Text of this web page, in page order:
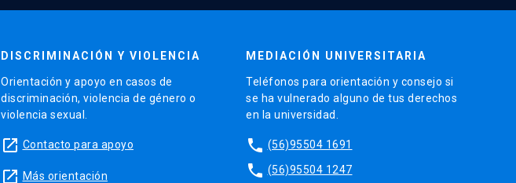
DISCRIMINACIÓN Y VIOLENCIA
Orientación y apoyo en casos de
discriminación, violencia de género o
violencia sexual.
launch Contacto para apoyo
launch Más orientación
MEDIACIÓN UNIVERSITARIA
Teléfonos para orientación y consejo si
se ha vulnerado alguno de tus derechos
en la universidad.
phone (56)95504 1691
phone (56)95504 1247